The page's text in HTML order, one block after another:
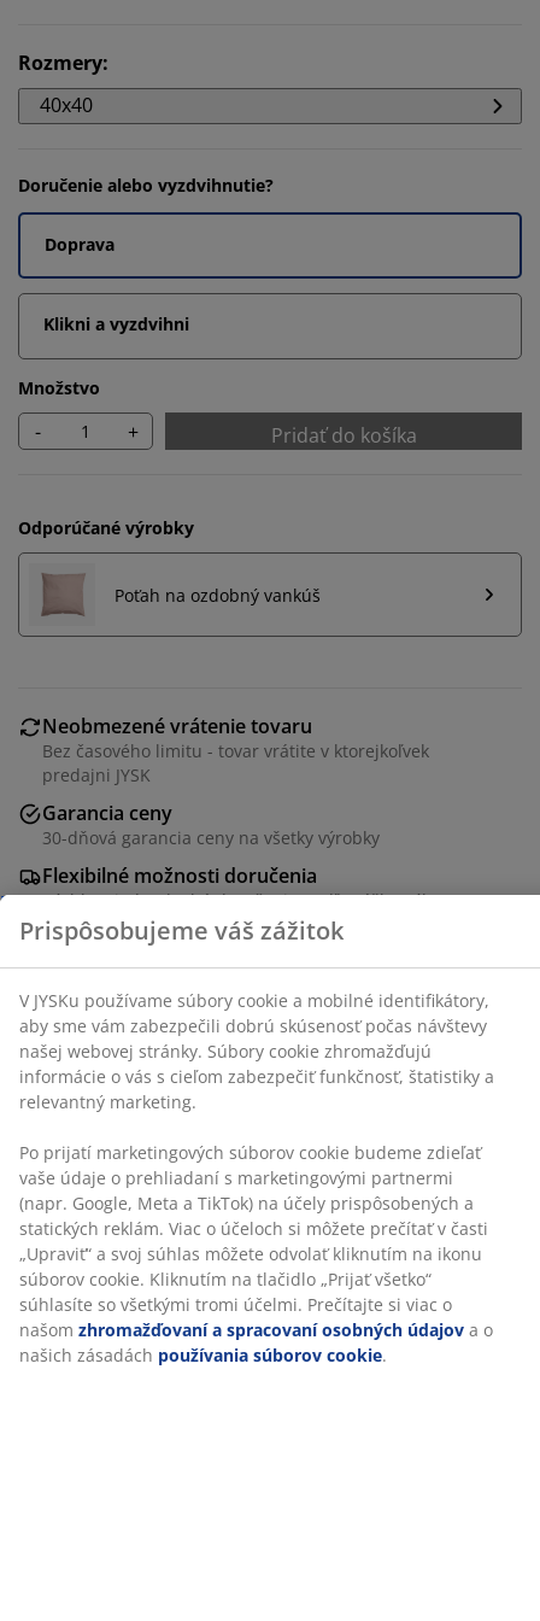
Rozmery:
40x40
Doručenie alebo vyzdvihnutie?
Doprava
Klikni a vyzdvihni
Množstvo
- + Pridať do košíka
Odporúčané výrobky
Poťah na ozdobný vankúš
Neobmezené vrátenie tovaru
Bez časového limitu - tovar vrátite v ktorejkoľvek
predajni JYSK
Garancia ceny
30-dňová garancia ceny na všetky výrobky
Flexibilné možnosti doručenia
Rýchle a jednoduché doručenie podľa vášho výberu
SKU: 6800101
Špecifikácie
Hodnotenia
(0)
Doprava